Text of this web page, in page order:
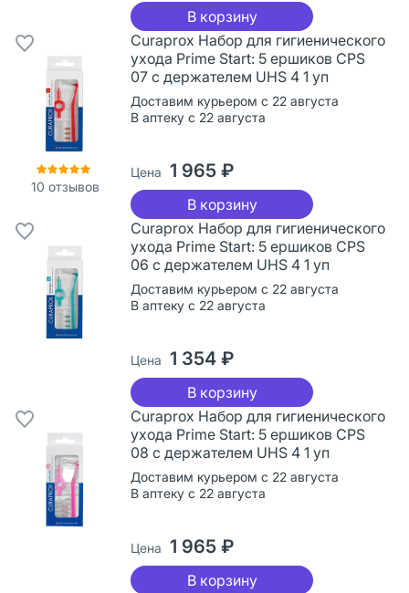
В корзину
10 отзывов
Curaprox Набор для гигиенического
ухода Prime Start: 5 ершиков CPS
07 с держателем UHS 4 1 уп
Доставим курьером с 22 августа
В аптеку с 22 августа
Цена 1 965 ₽
В корзину
Curaprox Набор для гигиенического
ухода Prime Start: 5 ершиков CPS
06 с держателем UHS 4 1 уп
Доставим курьером с 22 августа
В аптеку с 22 августа
Цена 1 354 ₽
В корзину
Curaprox Набор для гигиенического
ухода Prime Start: 5 ершиков CPS
08 с держателем UHS 4 1 уп
Доставим курьером с 22 августа
В аптеку с 22 августа
Цена 1 965 ₽
В корзину